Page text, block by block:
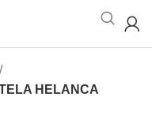
HELANCA